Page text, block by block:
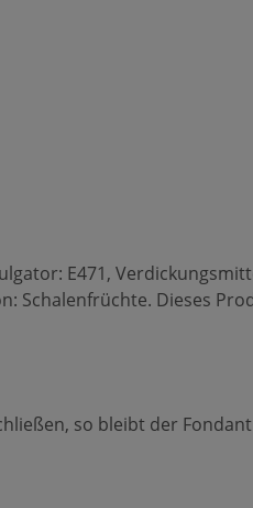
E471,
Schalenfrüchte. Dieses
so bleibt der